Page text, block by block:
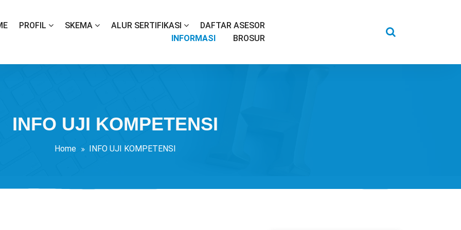
PROFIL SKEMA ALUR SERTIFIKASI DAFTAR ASESOR
INFORMASI
BROSUR
INFO UJI KOMPETENSI
Home INFO UJI KOMPETENSI